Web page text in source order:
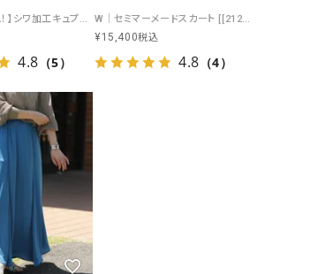
W｜【-3kg見え！】シワ加工キュプラマーメイドスカート [[IZK24050-25SS]][F]
4.8 （5）
W｜セミマーメードスカート [[21299-25SS]][F]
¥15,400税込
4.8 （4）